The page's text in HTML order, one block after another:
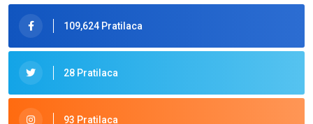
109,624 Pratilaca
28 Pratilaca
93 Pratilaca